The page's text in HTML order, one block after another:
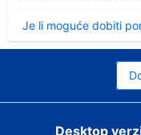
Je li moguće dobiti
Desktop